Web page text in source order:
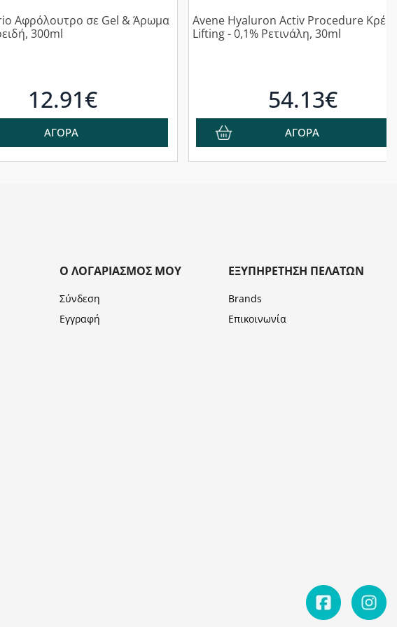
Αφρόλουτρο σε Gel & Άρωμα
300ml
12.91€
ΑΓΟΡΑ
Avene Hyaluron Activ Procedure
Lifting - 0,1% Ρετινάλη, 30ml
54.13€
ΑΓΟΡΑ
Ο ΛΟΓΑΡΙΑΣΜΌΣ ΜΟΥ
Σύνδεση
Εγγραφή
ΕΞΥΠΗΡΈΤΗΣΗ ΠΕΛΑΤΏΝ
Brands
Επικοινωνία